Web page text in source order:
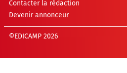
Contacter la rédaction
Devenir annonceur
©EDICAMP 2026